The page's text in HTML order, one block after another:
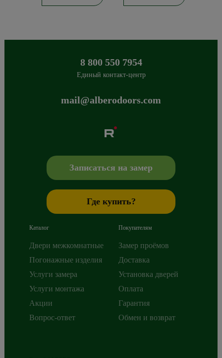
8 800 550 7954
Единый контакт-центр
mail@alberodoors.com
+7 800 765 43 42,mail@alberodoors.com
Записаться на замер
Где купить?
Каталог
Двери межкомнатные
Погонажные изделия
Услуги замера
Услуги монтажа
Акции
Вопрос-ответ
Покупателям
Замер проёмов
Доставка
Установка дверей
Оплата
Гарантия
Обмен и возврат